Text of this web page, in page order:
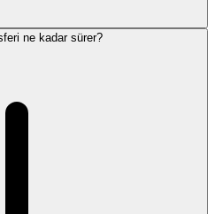
ne kadar sürer?